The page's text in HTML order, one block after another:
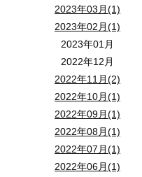
2023年03月(1)
2023年02月(1)
2023年01月
2022年12月
2022年11月(2)
2022年10月(1)
2022年09月(1)
2022年08月(1)
2022年07月(1)
2022年06月(1)